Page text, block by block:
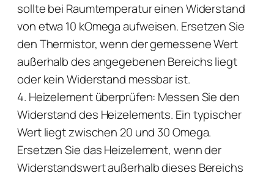
sollte bei Raumtemperatur einen Widerstand
von etwa 10 kOmega aufweisen. Ersetzen Sie
den Thermistor, wenn der gemessene Wert
außerhalb des angegebenen Bereichs liegt
oder kein Widerstand messbar ist.
4. Heizelement überprüfen: Messen Sie den
Widerstand des Heizelements. Ein typischer
Wert liegt zwischen 20 und 30 Omega.
Ersetzen Sie das Heizelement, wenn der
Widerstandswert außerhalb dieses Bereichs